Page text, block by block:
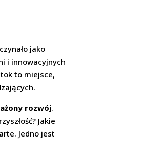
jako
i innowacyjnych
to miejsce,
rozwój.
Jakie
Jedno jest